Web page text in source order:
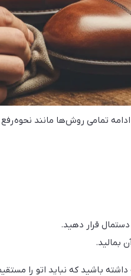
تمامی روش‌ها مانند نحوه
قرار دهید.
بمالید.
باشید که نباید اتو را